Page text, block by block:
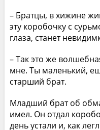
– Братцы, в хижине
эту коробочку с
глаза, станет
– Так это же
мне. Ты маленький,
старший брат.
Младший брат об
имел. Он отдал
день устали и, как